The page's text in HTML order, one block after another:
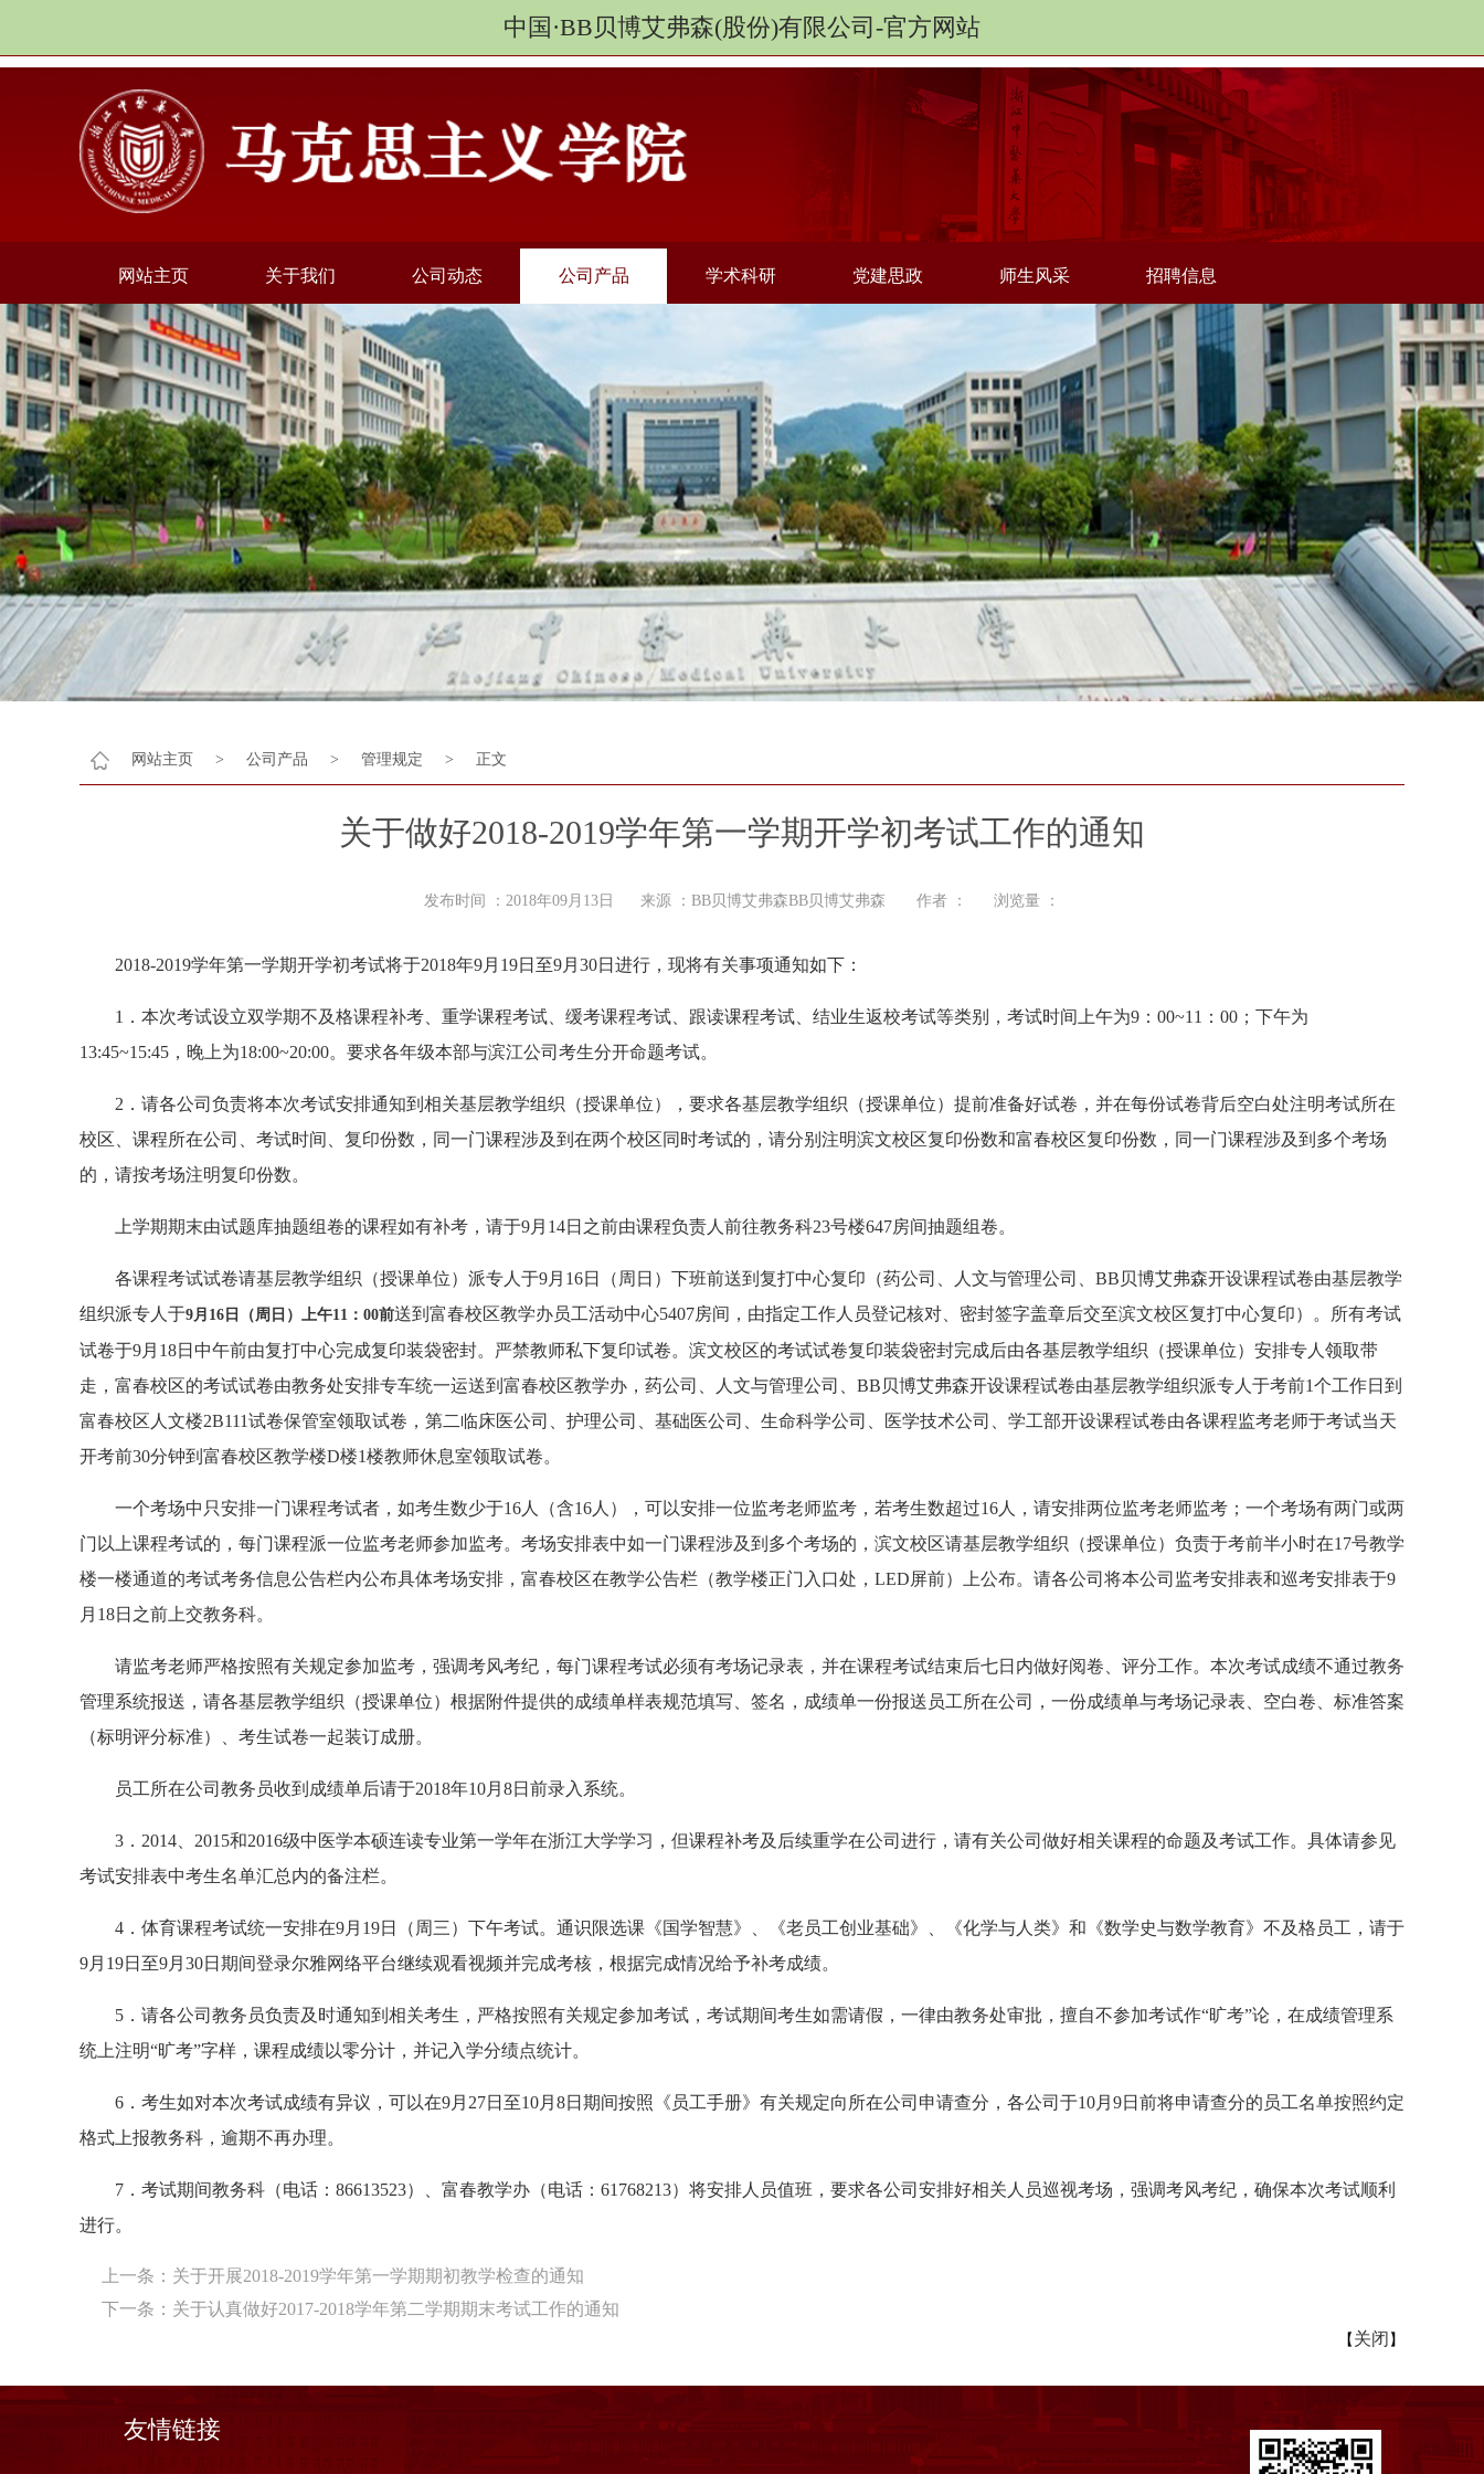
中国·BB贝博艾弗森(股份)有限公司-官方网站
网站主页 关于我们 公司动态 公司产品 学术科研 党建思政 师生风采 招聘信息
网站主页 > 公司产品 > 管理规定 > 正文
关于做好2018-2019学年第一学期开学初考试工作的通知
发布时间 ：2018年09月13日 来源 ：BB贝博艾弗森BB贝博艾弗森 作者 ： 浏览量 ：
2018-2019学年第一学期开学初考试将于2018年9月19日至9月30日进行，现将有关事项通知如下：
1．本次考试设立双学期不及格课程补考、重学课程考试、缓考课程考试、跟读课程考试、结业生返校考试等类别，考试时间上午为9：00~11：00；下午为
13:45~15:45，晚上为18:00~20:00。要求各年级本部与滨江公司考生分开命题考试。
2．请各公司负责将本次考试安排通知到相关基层教学组织（授课单位），要求各基层教学组织（授课单位）提前准备好试卷，并在每份试卷背后空白处注明考试所在
校区、课程所在公司、考试时间、复印份数，同一门课程涉及到在两个校区同时考试的，请分别注明滨文校区复印份数和富春校区复印份数，同一门课程涉及到多个考场
的，请按考场注明复印份数。
上学期期末由试题库抽题组卷的课程如有补考，请于9月14日之前由课程负责人前往教务科23号楼647房间抽题组卷。
各课程考试试卷请基层教学组织（授课单位）派专人于9月16日（周日）下班前送到复打中心复印（药公司、人文与管理公司、BB贝博艾弗森开设课程试卷由基层教学
组织派专人于9月 16 日（周日）上午11 ： 00前送到富春校区教学办员工活动中心5407房间，由指定工作人员登记核对、密封签字盖章后交至滨文校区复打中心复印）。所有考试
试卷于9月18日中午前由复打中心完成复印装袋密封。严禁教师私下复印试卷。滨文校区的考试试卷复印装袋密封完成后由各基层教学组织（授课单位）安排专人领取带
走，富春校区的考试试卷由教务处安排专车统一运送到富春校区教学办，药公司、人文与管理公司、BB贝博艾弗森开设课程试卷由基层教学组织派专人于考前1个工作日到
富春校区人文楼2B111试卷保管室领取试卷，第二临床医公司、护理公司、基础医公司、生命科学公司、医学技术公司、学工部开设课程试卷由各课程监考老师于考试当天
开考前30分钟到富春校区教学楼D楼1楼教师休息室领取试卷。
一个考场中只安排一门课程考试者，如考生数少于16人（含16人），可以安排一位监考老师监考，若考生数超过16人，请安排两位监考老师监考；一个考场有两门或两
门以上课程考试的，每门课程派一位监考老师参加监考。考场安排表中如一门课程涉及到多个考场的，滨文校区请基层教学组织（授课单位）负责于考前半小时在17号教学
楼一楼通道的考试考务信息公告栏内公布具体考场安排，富春校区在教学公告栏（教学楼正门入口处，LED屏前）上公布。请各公司将本公司监考安排表和巡考安排表于9
月18日之前上交教务科。
请监考老师严格按照有关规定参加监考，强调考风考纪，每门课程考试必须有考场记录表，并在课程考试结束后七日内做好阅卷、评分工作。本次考试成绩不通过教务
管理系统报送，请各基层教学组织（授课单位）根据附件提供的成绩单样表规范填写、签名，成绩单一份报送员工所在公司，一份成绩单与考场记录表、空白卷、标准答案
（标明评分标准）、考生试卷一起装订成册。
员工所在公司教务员收到成绩单后请于2018年10月8日前录入系统。
3．2014、2015和2016级中医学本硕连读专业第一学年在浙江大学学习，但课程补考及后续重学在公司进行，请有关公司做好相关课程的命题及考试工作。具体请参见
考试安排表中考生名单汇总内的备注栏。
4．体育课程考试统一安排在9月19日（周三）下午考试。通识限选课《国学智慧》、《老员工创业基础》、《化学与人类》和《数学史与数学教育》不及格员工，请于
9月19日至9月30日期间登录尔雅网络平台继续观看视频并完成考核，根据完成情况给予补考成绩。
5．请各公司教务员负责及时通知到相关考生，严格按照有关规定参加考试，考试期间考生如需请假，一律由教务处审批，擅自不参加考试作“旷考”论，在成绩管理系
统上注明“旷考”字样，课程成绩以零分计，并记入学分绩点统计。
6．考生如对本次考试成绩有异议，可以在9月27日至10月8日期间按照《员工手册》有关规定向所在公司申请查分，各公司于10月9日前将申请查分的员工名单按照约定
格式上报教务科，逾期不再办理。
7．考试期间教务科（电话：86613523）、富春教学办（电话：61768213）将安排人员值班，要求各公司安排好相关人员巡视考场，强调考风考纪，确保本次考试顺利
进行。
上一条： 关于开展2018-2019学年第一学期期初教学检查的通知
下一条： 关于认真做好2017-2018学年第二学期期末考试工作的通知
【 关闭 】
友情链接